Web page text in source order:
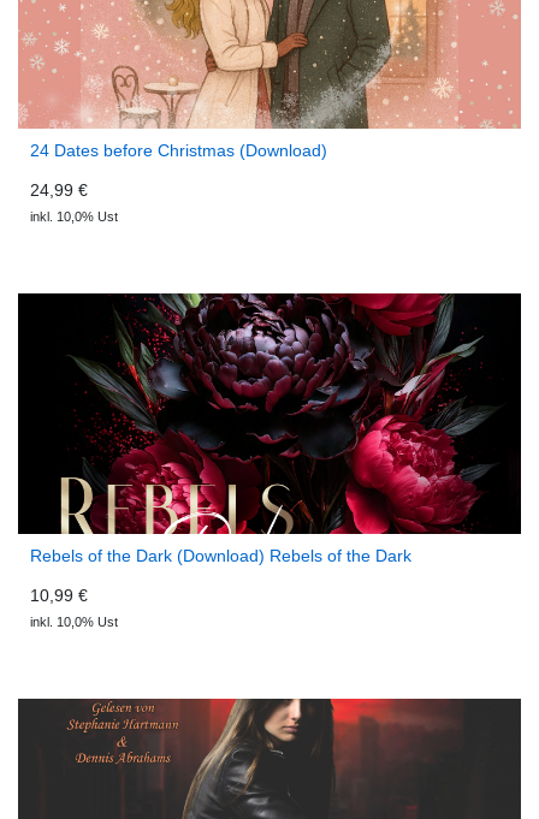
24 Dates before Christmas (Download)
24,99 €
inkl. 10,0% Ust
Rebels of the Dark (Download) Rebels of the Dark
10,99 €
inkl. 10,0% Ust